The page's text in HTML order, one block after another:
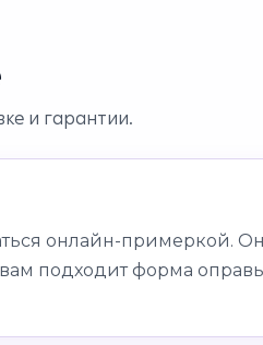
и гарантии.
онлайн-примеркой.
подходит форма